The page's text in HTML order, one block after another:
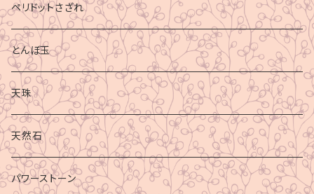
ペリドットさざれ
とんぼ玉
天珠
天然石
パワーストーン